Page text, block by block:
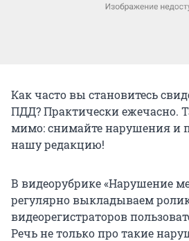
Как часто вы становитесь
ПДД? Практически ежечасно.
мимо: снимайте нарушения и
нашу редакцию!
В видеорубрике «Нарушение
регулярно выкладываем
видеорегистраторов
Речь не только про такие